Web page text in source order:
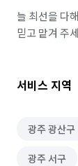
늘 최선을 다
믿고 맡겨 주
서비스 지역
광주 광산구
광주 서구